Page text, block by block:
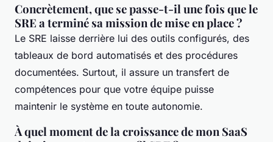
Concrètement, que se passe-t-il une fois que le
SRE a terminé sa mission de mise en place ?
Le SRE laisse derrière lui des outils configurés, des
tableaux de bord automatisés et des procédures
documentées. Surtout, il assure un transfert de
compétences pour que votre équipe puisse
maintenir le système en toute autonomie.
À quel moment de la croissance de mon SaaS